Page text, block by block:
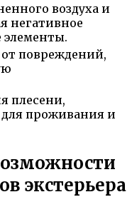
воздуха и
негативное
элементы.
повреждений,
плесени,
для проживания и
экстерьера